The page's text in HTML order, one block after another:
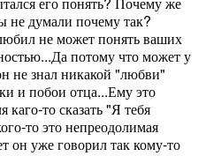
не думали почему так?
не может понять ваших
потому что может у
не знал никакой "любви"
и побои отца...Ему это
то сказать "Я тебя
то это непреодолимая
он уже говорил так кому-то